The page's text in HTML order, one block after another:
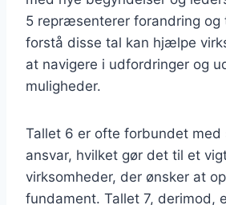
5 repræsenterer forandring og
forstå disse tal kan hjælpe
at navigere i udfordringer og
muligheder.
Tallet 6 er ofte forbundet med
ansvar, hvilket gør det til et
virksomheder, der ønsker at
fundament. Tallet 7, derimod,